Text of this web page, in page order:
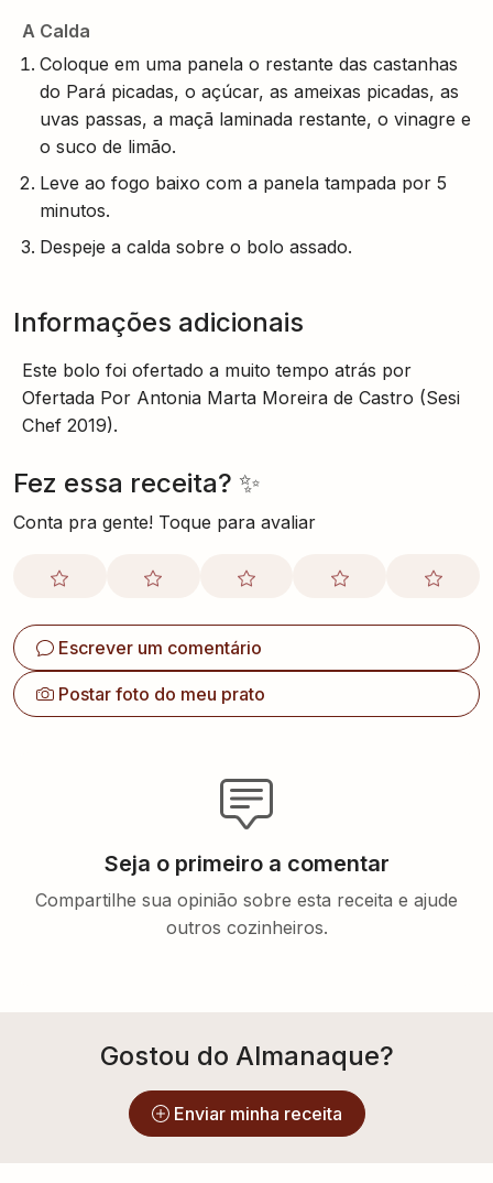
A Calda
Coloque em uma panela o restante das castanhas
do Pará picadas, o açúcar, as ameixas picadas, as
uvas passas, a maçã laminada restante, o vinagre e
o suco de limão.
Leve ao fogo baixo com a panela tampada por 5
minutos.
Despeje a calda sobre o bolo assado.
Informações adicionais
Este bolo foi ofertado a muito tempo atrás por
Ofertada Por Antonia Marta Moreira de Castro (Sesi
Chef 2019).
Fez essa receita? ✨
Conta pra gente! Toque para avaliar
Escrever um comentário
Postar foto do meu prato
Seja o primeiro a comentar
Compartilhe sua opinião sobre esta receita e ajude
outros cozinheiros.
Gostou do Almanaque?
Enviar minha receita